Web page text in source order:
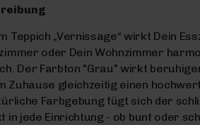
Teppich „Vernissage“ wirkt Dein
oder Dein Wohnzimmer
Der Farbton "Grau" wirkt
Zuhause gleichzeitig einen
Farbgebung fügt sich der
in jede Einrichtung - ob bunt oder